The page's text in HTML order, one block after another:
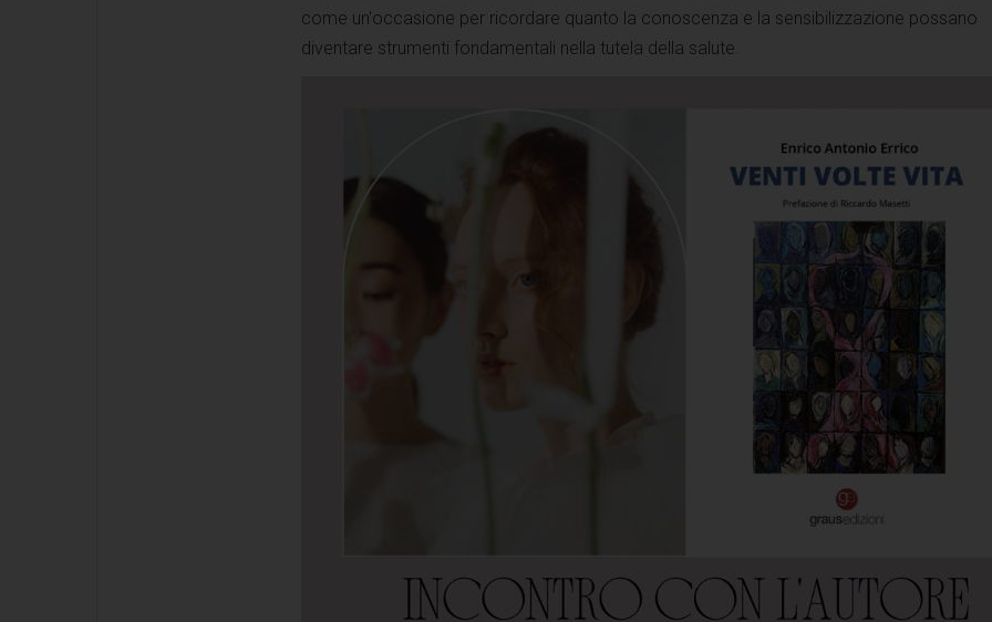
come un'occasione per ricordare quanto la conoscenza e la sensibilizzazione possano
diventare strumenti fondamentali nella tutela della salute.